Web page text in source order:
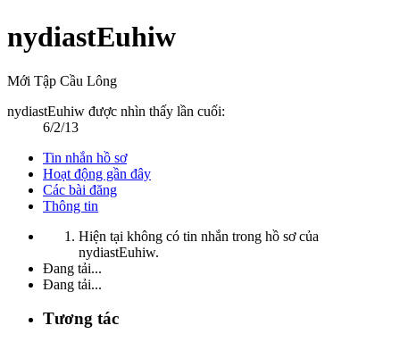
nydiastEuhiw
Mới Tập Cầu Lông
nydiastEuhiw được nhìn thấy lần cuối:
6/2/13
Tin nhắn hồ sơ
Hoạt động gần đây
Các bài đăng
Thông tin
Hiện tại không có tin nhắn trong hồ sơ của
nydiastEuhiw.
Đang tải...
Đang tải...
Tương tác